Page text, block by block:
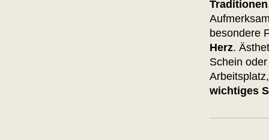
Traditionen
besondere
Herz.
Schein
wichtiges